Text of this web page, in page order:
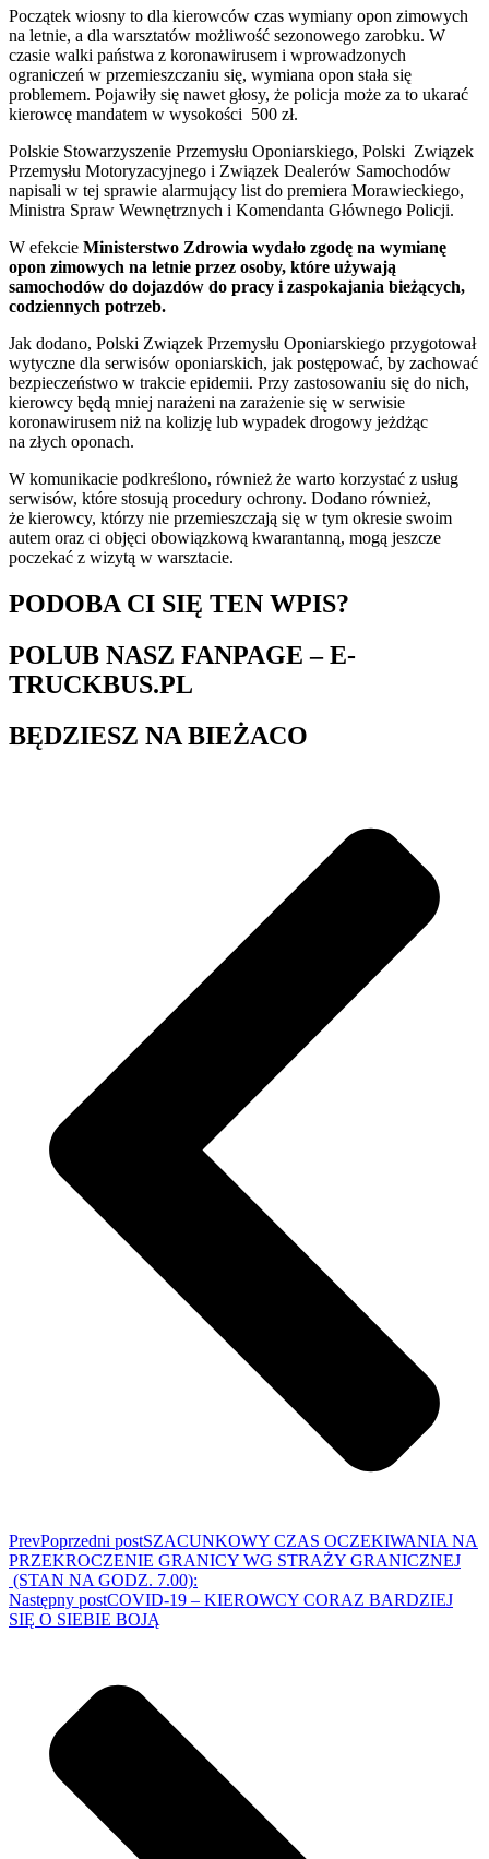
Początek wiosny to dla kierowców czas wymiany opon zimowych
na letnie, a dla warsztatów możliwość sezonowego zarobku. W
czasie walki państwa z koronawirusem i wprowadzonych
ograniczeń w przemieszczaniu się, wymiana opon stała się
problemem. Pojawiły się nawet głosy, że policja może za to ukarać
kierowcę mandatem w wysokości 500 zł.
Polskie Stowarzyszenie Przemysłu Oponiarskiego, Polski Związek
Przemysłu Motoryzacyjnego i Związek Dealerów Samochodów
napisali w tej sprawie alarmujący list do premiera Morawieckiego,
Ministra Spraw Wewnętrznych i Komendanta Głównego Policji.
W efekcie Ministerstwo Zdrowia wydało zgodę na wymianę
opon zimowych na letnie przez osoby, które używają
samochodów do dojazdów do pracy i zaspokajania bieżących,
codziennych potrzeb.
Jak dodano, Polski Związek Przemysłu Oponiarskiego przygotował
wytyczne dla serwisów oponiarskich, jak postępować, by zachować
bezpieczeństwo w trakcie epidemii. Przy zastosowaniu się do nich,
kierowcy będą mniej narażeni na zarażenie się w serwisie
koronawirusem niż na kolizję lub wypadek drogowy jeżdżąc
na złych oponach.
W komunikacie podkreślono, również że warto korzystać z usług
serwisów, które stosują procedury ochrony. Dodano również,
że kierowcy, którzy nie przemieszczają się w tym okresie swoim
autem oraz ci objęci obowiązkową kwarantanną, mogą jeszcze
poczekać z wizytą w warsztacie.
PODOBA CI SIĘ TEN WPIS?
POLUB NASZ FANPAGE – E-
TRUCKBUS.PL
BĘDZIESZ NA BIEŻACO
PrevPoprzedni postSZACUNKOWY CZAS OCZEKIWANIA NA
PRZEKROCZENIE GRANICY WG STRAŻY GRANICZNEJ
(STAN NA GODZ. 7.00):
Następny postCOVID-19 – KIEROWCY CORAZ BARDZIEJ
SIĘ O SIEBIE BOJĄ